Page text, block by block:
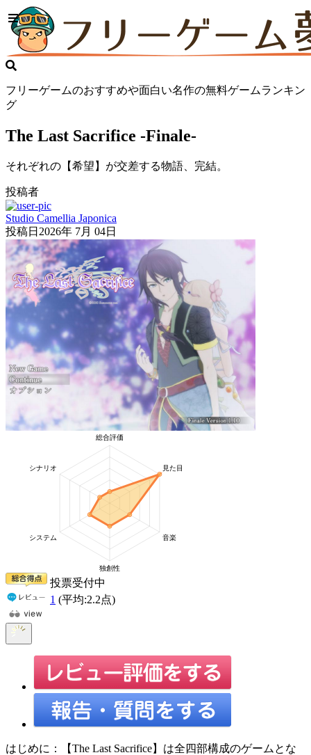
フリーゲームのおすすめや面白い名作の無料ゲームランキン
グ
The Last Sacrifice -Finale-
それぞれの【希望】が交差する物語、完結。
投稿者
Studio Camellia Japonica
投稿日 2026年 7月 04日
投票受付中
1 (平均:2.2点)
はじめに：【The Last Sacrifice】は全四部構成のゲームとな